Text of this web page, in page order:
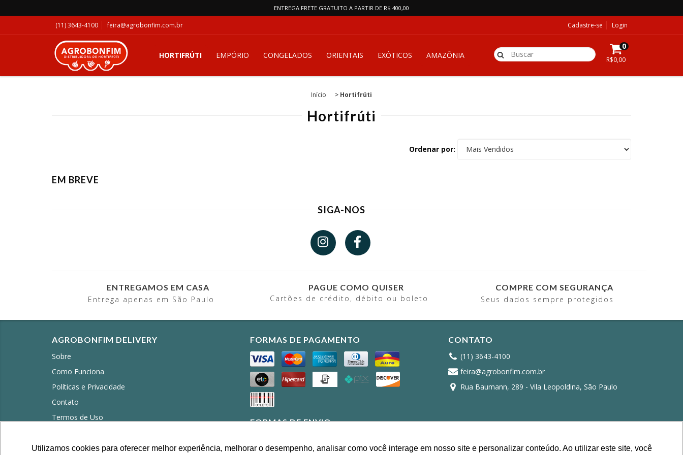
Utilizamos cookies para oferecer melhor experiência, melhorar o desempenho, analisar como você interage em nosso site e personalizar conteúdo. Ao utilizar este site, você
ENTREGA FRETE GRATUITO A PARTIR DE R$ 400,00
(11) 3643-4100 feira@agrobonfim.com.br Cadastre-se Login
HORTIFRÚTI EMPÓRIO CONGELADOS ORIENTAIS EXÓTICOS AMAZÔNIA
0
R$0,00
Início > Hortifrúti
Hortifrúti
Ordenar por:
EM BREVE
SIGA-NOS
ENTREGAMOS EM CASA
Entrega apenas em São Paulo
PAGUE COMO QUISER
Cartões de crédito, débito ou boleto
COMPRE COM SEGURANÇA
Seus dados sempre protegidos
AGROBONFIM DELIVERY
Sobre
Como Funciona
Políticas e Privacidade
Contato
Termos de Uso
Perguntas Frequentes
FORMAS DE PAGAMENTO
FORMAS DE ENVIO
CONTATO
(11) 3643-4100
feira@agrobonfim.com.br
Rua Baumann, 289 - Vila Leopoldina, São Paulo